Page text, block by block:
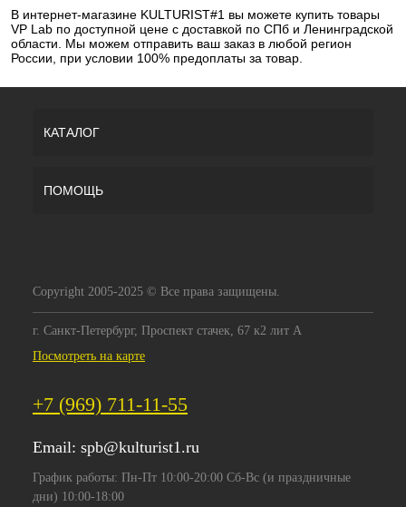
В интернет-магазине KULTURIST#1 вы можете купить товары
VP Lab по доступной цене с доставкой по СПб и Ленинградской
области. Мы можем отправить ваш заказ в любой регион
России, при условии 100% предоплаты за товар.
КАТАЛОГ
ПОМОЩЬ
Copyright 2005-2025 © Все права защищены.
г. Санкт-Петербург, Проспект стачек, 67 к2 лит А
Посмотреть на карте
+7 (969) 711-11-55
Email: spb@kulturist1.ru
График работы: Пн-Пт 10:00-20:00 Сб-Вс (и праздничные
дни) 10:00-18:00